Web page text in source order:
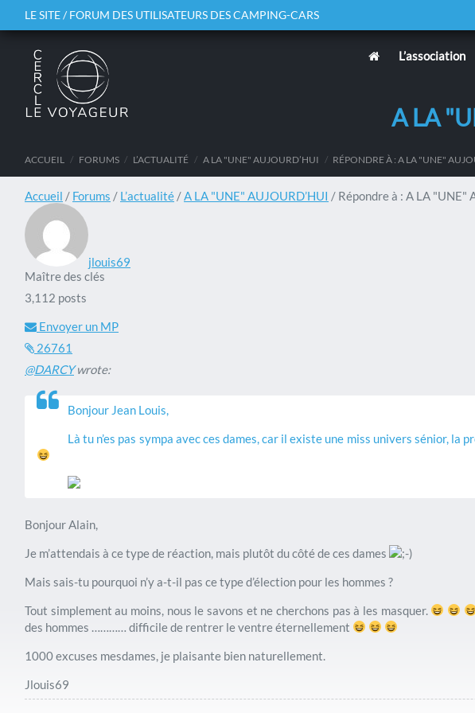
LE SITE / FORUM DES UTILISATEURS DES CAMPING-CARS
L’association
A LA
ACCUEIL / FORUMS / L’ACTUALITÉ / A LA "UNE" AUJOURD’HUI / RÉPONDRE À : A LA "UNE"
Accueil / Forums / L’actualité /A LA "UNE" AUJOURD’HUI / Répondre à : A LA "UNE"
jlouis69
Maître des clés
3,112 posts
Envoyer un MP
26761
@DARCYwrote:
Bonjour Jean Louis,
Là tu n’es pas sympa avec ces dames, car il existe une miss univers sénior, la
Bonjour Alain,
Je m’attendais à ce type de réaction, mais plutôt du côté de ces dames
Mais sais-tu pourquoi n’y a-t-il pas ce type d’élection pour les hommes ?
Tout simplement au moins, nous le savons et ne cherchons pas à les masquer.
des hommes ………… difficile de rentrer le ventre éternellement
1000 excuses mesdames, je plaisante bien naturellement.
Jlouis69